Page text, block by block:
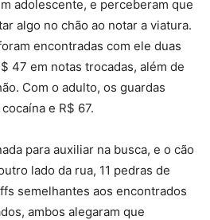
adolescente, e perceberam que
algo no chão ao notar a viatura.
encontradas com ele duas
47 em notas trocadas, além de
Com o adulto, os guardas
e R$ 67.
para auxiliar na busca, e o cão
lado da rua, 11 pedras de
semelhantes aos encontrados
ambos alegaram que